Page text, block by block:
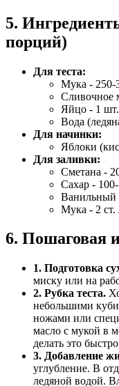
5.
порций)
Для теста:
Мука - 250-
Сливочное
Яйцо - 1 шт.
Вода
Для начинки:
Яблоки
Для заливки:
Сметана -
Сахар -
Ванильный
Мука - 2 ст.
6. Пошаговая
1. Подготовка
миску или на
2. Рубка теста.
небольшими
ножами или
масло с мукой в
делать это
3. Добавление
углубление. В
ледяной водой.